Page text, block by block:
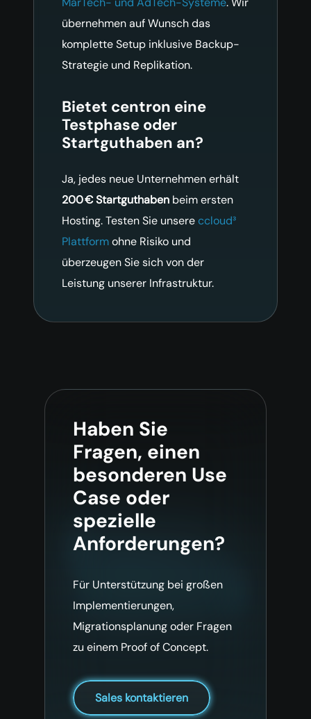
übernehmen auf Wunsch das
komplette Setup inklusive Backup-
Strategie und Replikation.
Bietet centron eine
Testphase oder
Startguthaben an?
Ja, jedes neue Unternehmen erhält
200 € Startguthaben beim ersten
Hosting. Testen Sie unsereccloud³
Plattformohne Risiko und
überzeugen Sie sich von der
Leistung unserer Infrastruktur.
Haben Sie
Fragen, einen
besonderen Use
Case oder
spezielle
Anforderungen?
Für Unterstützung bei großen
Implementierungen,
Migrationsplanung oder Fragen
zu einem Proof of Concept.
Sales kontaktieren